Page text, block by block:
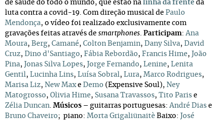
de saúde do todo o mundo, que estão na linha da frente da
luta contra a covid-19. Com direção musical de Paulo
Mendonça, o vídeo foi realizado exclusivamente com
gravações feitas através de smartphones. Participam: Ana
Moura, Berg, Camané, Colton Benjamin, Dany Silva, David
Cruz, Dino d'Santiago, Fábia Rebordão, Francis Hime, João
Pina, Jonas Silva Lopes, Jorge Fernando, Lenine, Lenita
Gentil, Lucinha Lins, Luísa Sobral, Lura, Marco Rodrigues,
Marisa Liz, New Maxe Demo (Expensive Soul), Ney
Matogrosso, Olivia Hime, Susana Travassos, Tito Paris e
Zélia Duncan. Músicos – guitarras portuguesas:André Dias e
Bruno Chaveiro; piano: Morta Grigaliünaitè Baixo: José